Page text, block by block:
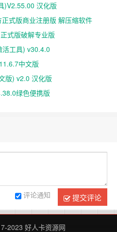
)V2.55.00 汉化版
式版商业注册版 解压缩软件
式版破解专业版
活工具) v30.4.0
中文版
版) v2.0 汉化版
绿色便携版
提交评论
评论通知
2023 好人卡资源网